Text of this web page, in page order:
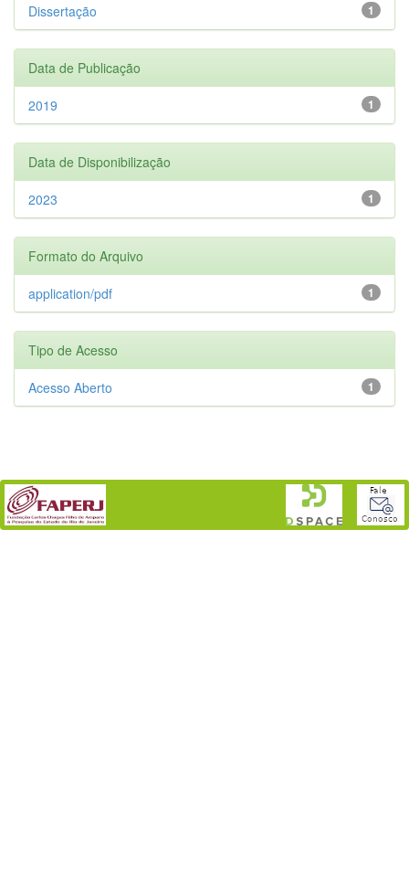
1
Dissertação
Data de Publicação
1
2019
Data de Disponibilização
1
2023
Formato do Arquivo
1
application/pdf
Tipo de Acesso
1
Acesso Aberto